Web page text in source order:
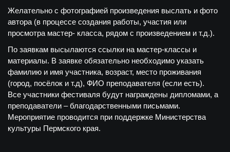
Желательно с фотографией произведения выслать и фото
автора (в процессе создания работы, участия или
просмотра мастер- класса, рядом с произведением и т.д.).
По заявкам высылаются ссылки на мастер-классы и
материалы. В заявке обязательно необходимо указать
фамилию и имя участника, возраст, место проживания
(город, посёлок и т.д), ФИО преподавателя (если есть).
Все участники фестиваля будут награждены дипломами, а
преподаватели – благодарственными письмами.
Мероприятие проводится при поддержке Министерства
культуры Пермского края.